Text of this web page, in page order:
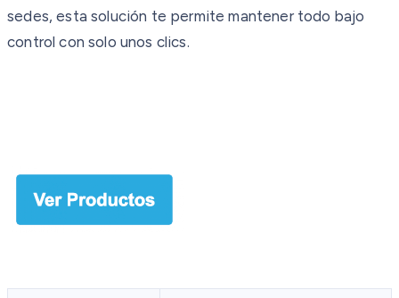
sedes, esta solución te permite mantener todo bajo
control con solo unos clics.